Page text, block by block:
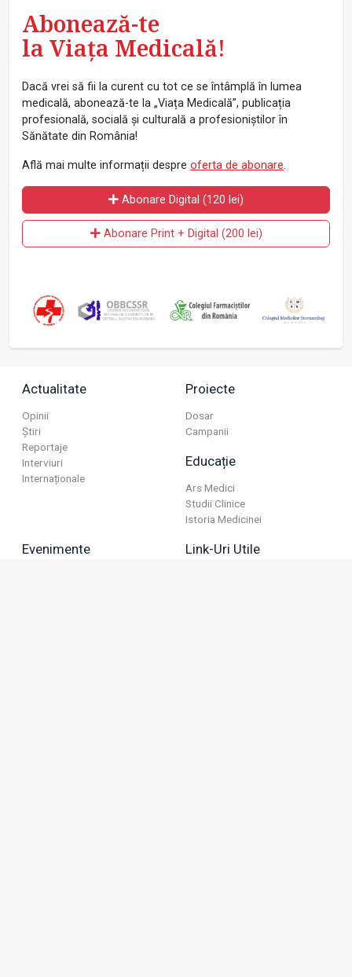
Abonează-te
la Viața Medicală!
Dacă vrei să fii la curent cu tot ce se întâmplă în lumea
medicală, abonează-te la „Viața Medicală”, publicația
profesională, socială și culturală a profesioniștilor în
Sănătate din România!
Află mai multe informații despre oferta de abonare.
Abonare Digital (120 lei)
Abonare Print + Digital (200 lei)
Actualitate
Opinii
Știri
Reportaje
Interviuri
Internaționale
Proiecte
Dosar
Campanii
Educație
Ars Medici
Studii Clinice
Istoria Medicinei
Evenimente Link-Uri Utile